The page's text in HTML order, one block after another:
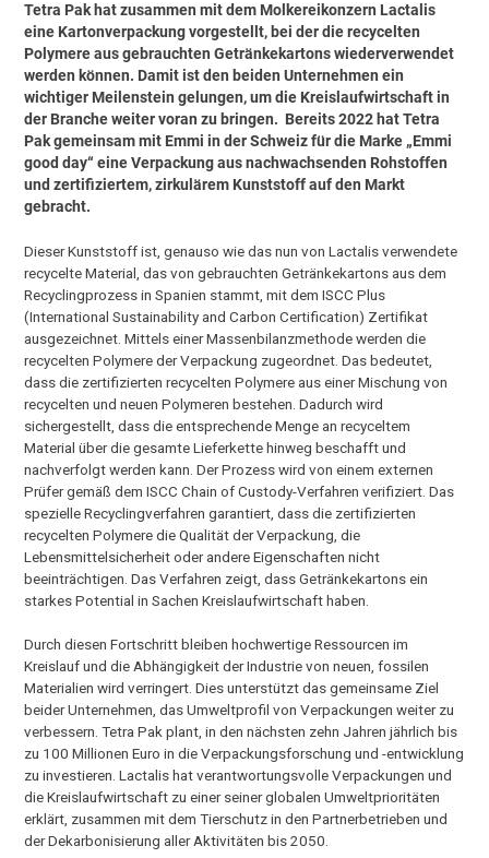
Tetra Pak hat zusammen mit dem Molkereikonzern Lactalis
eine Kartonverpackung vorgestellt, bei der die recycelten
Polymere aus gebrauchten Getränkekartons wiederverwendet
werden können. Damit ist den beiden Unternehmen ein
wichtiger Meilenstein gelungen, um die Kreislaufwirtschaft in
der Branche weiter voran zu bringen. Bereits 2022 hat Tetra
Pak gemeinsam mit Emmi in der Schweiz für die Marke „Emmi
good day“ eine Verpackung aus nachwachsenden Rohstoffen
und zertifiziertem, zirkulärem Kunststoff auf den Markt
gebracht.
Dieser Kunststoff ist, genauso wie das nun von Lactalis verwendete
recycelte Material, das von gebrauchten Getränkekartons aus dem
Recyclingprozess in Spanien stammt, mit dem ISCC Plus
(International Sustainability and Carbon Certification) Zertifikat
ausgezeichnet. Mittels einer Massenbilanzmethode werden die
recycelten Polymere der Verpackung zugeordnet. Das bedeutet,
dass die zertifizierten recycelten Polymere aus einer Mischung von
recycelten und neuen Polymeren bestehen. Dadurch wird
sichergestellt, dass die entsprechende Menge an recyceltem
Material über die gesamte Lieferkette hinweg beschafft und
nachverfolgt werden kann. Der Prozess wird von einem externen
Prüfer gemäß dem ISCC Chain of Custody-Verfahren verifiziert. Das
spezielle Recyclingverfahren garantiert, dass die zertifizierten
recycelten Polymere die Qualität der Verpackung, die
Lebensmittelsicherheit oder andere Eigenschaften nicht
beeinträchtigen. Das Verfahren zeigt, dass Getränkekartons ein
starkes Potential in Sachen Kreislaufwirtschaft haben.
Durch diesen Fortschritt bleiben hochwertige Ressourcen im
Kreislauf und die Abhängigkeit der Industrie von neuen, fossilen
Materialien wird verringert. Dies unterstützt das gemeinsame Ziel
beider Unternehmen, das Umweltprofil von Verpackungen weiter zu
verbessern. Tetra Pak plant, in den nächsten zehn Jahren jährlich bis
zu 100 Millionen Euro in die Verpackungsforschung und -entwicklung
zu investieren. Lactalis hat verantwortungsvolle Verpackungen und
die Kreislaufwirtschaft zu einer seiner globalen Umweltprioritäten
erklärt, zusammen mit dem Tierschutz in den Partnerbetrieben und
der Dekarbonisierung aller Aktivitäten bis 2050.